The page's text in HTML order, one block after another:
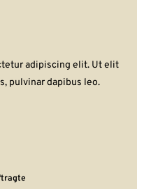
adipiscing elit. Ut elit
pulvinar dapibus leo.